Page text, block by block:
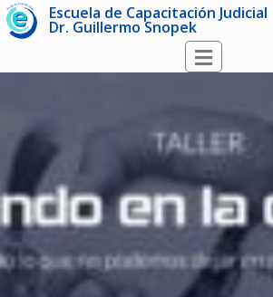
Escuela de Capacitación Judicial
Dr. Guillermo Snopek